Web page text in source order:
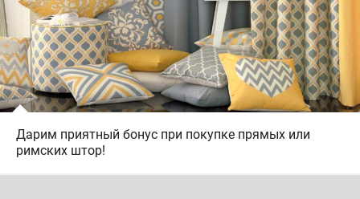
Дарим приятный бонус при покупке прямых или
римских штор!